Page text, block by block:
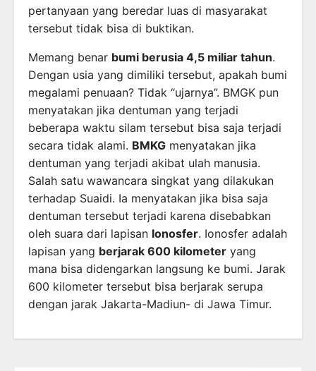
pertanyaan yang beredar luas di masyarakat
tersebut tidak bisa di buktikan.
Memang benar bumi berusia 4,5 miliar tahun.
Dengan usia yang dimiliki tersebut, apakah bumi
megalami penuaan? Tidak “ujarnya”. BMGK pun
menyatakan jika dentuman yang terjadi
beberapa waktu silam tersebut bisa saja terjadi
secara tidak alami. BMKG menyatakan jika
dentuman yang terjadi akibat ulah manusia.
Salah satu wawancara singkat yang dilakukan
terhadap Suaidi. Ia menyatakan jika bisa saja
dentuman tersebut terjadi karena disebabkan
oleh suara dari lapisan Ionosfer. Ionosfer adalah
lapisan yang berjarak 600 kilometer yang
mana bisa didengarkan langsung ke bumi. Jarak
600 kilometer tersebut bisa berjarak serupa
dengan jarak Jakarta-Madiun- di Jawa Timur.